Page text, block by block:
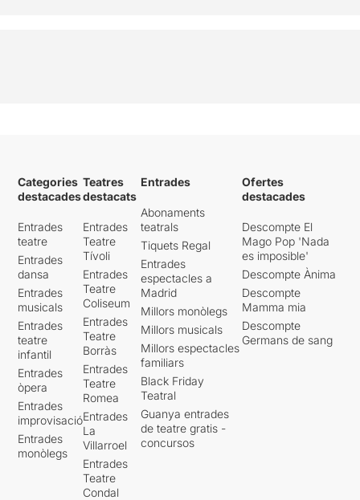
Categories
destacades
Entrades
teatre
Entrades
dansa
Entrades
musicals
Entrades
teatre
infantil
Entrades
òpera
Entrades
improvisació
Entrades
monòlegs
Teatres
destacats
Entrades
Teatre
Tívoli
Entrades
Teatre
Coliseum
Entrades
Teatre
Borràs
Entrades
Teatre
Romea
Entrades
La
Villarroel
Entrades
Teatre
Condal
Entrades
Abonaments
teatrals
Tiquets Regal
Entrades
espectacles a
Madrid
Millors monòlegs
Millors musicals
Millors espectacles
familiars
Black Friday
Teatral
Guanya entrades
de teatre gratis -
concursos
Ofertes
destacades
Descompte El
Mago Pop 'Nada
es imposible'
Descompte Ànima
Descompte
Mamma mia
Descompte
Germans de sang